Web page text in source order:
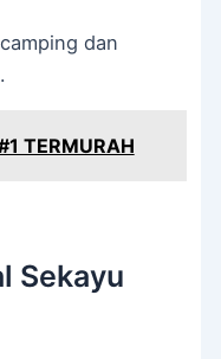
dan
TERMURAH
Sekayu